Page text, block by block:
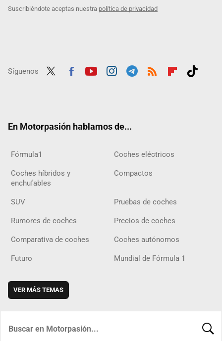
Suscribiéndote aceptas nuestra política de privacidad
Síguenos
En Motorpasión hablamos de...
Fórmula1 Coches eléctricos
Coches híbridos y
enchufables
Compactos
SUV Pruebas de coches
Rumores de coches Precios de coches
Comparativa de coches Coches autónomos
Futuro Mundial de Fórmula 1
VER MÁS TEMAS